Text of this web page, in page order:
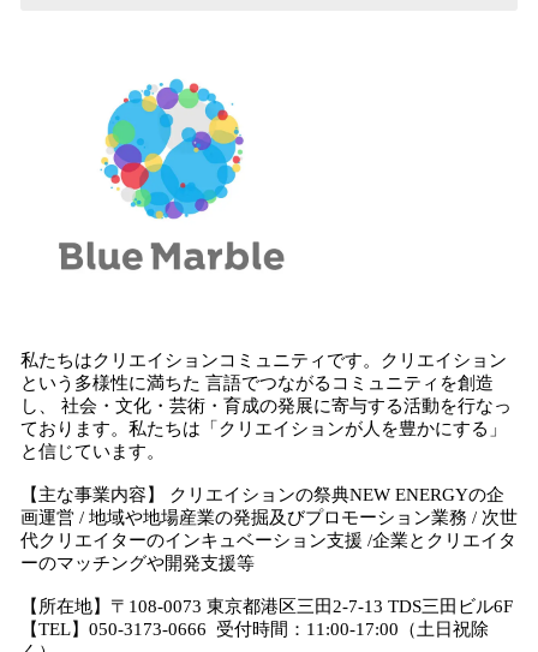
私たちはクリエイションコミュニティです。クリエイション
という多様性に満ちた 言語でつながるコミュニティを創造
し、 社会・文化・芸術・育成の発展に寄与する活動を行なっ
ております。私たちは「クリエイションが人を豊かにする」
と信じています。
【主な事業内容】 クリエイションの祭典NEW ENERGYの企
画運営 / 地域や地場産業の発掘及びプロモーション業務 / 次世
代クリエイターのインキュベーション支援 /企業とクリエイタ
ーのマッチングや開発支援等
【所在地】〒108-0073 東京都港区三田2-7-13 TDS三田ビル6F
【TEL】050-3173-0666 受付時間：11:00-17:00（土日祝除